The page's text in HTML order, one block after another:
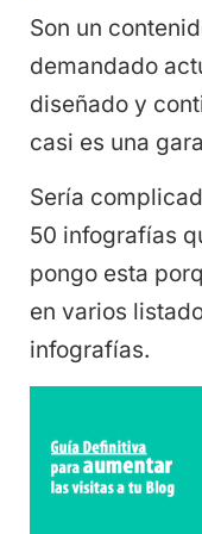
Son un
demandado
diseñado y
casi es una
Sería
50 infografías
pongo esta
en varios
infografías.